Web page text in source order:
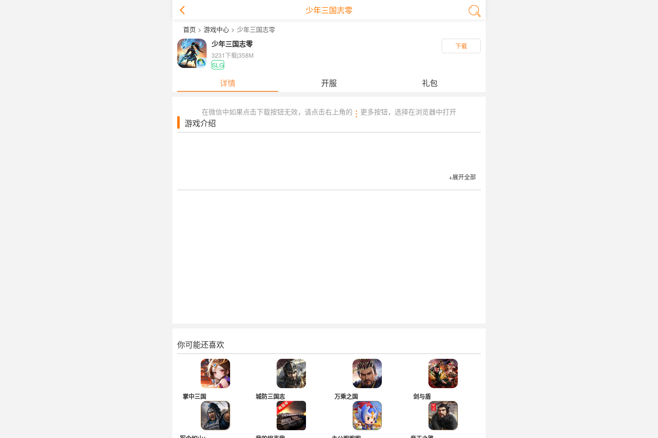
少年三国志零
首页 >游戏中心 > 少年三国志零
下载
少年三国志零
3231下载|358M
SLG
详情 开服 礼包
在微信中如果点击下载按钮无效，请点击右上角的 更多按钮，选择在浏览器中打开
游戏介绍
+展开全部
你可能还喜欢
掌中三国 城防三国志 万乘之国 剑与盾